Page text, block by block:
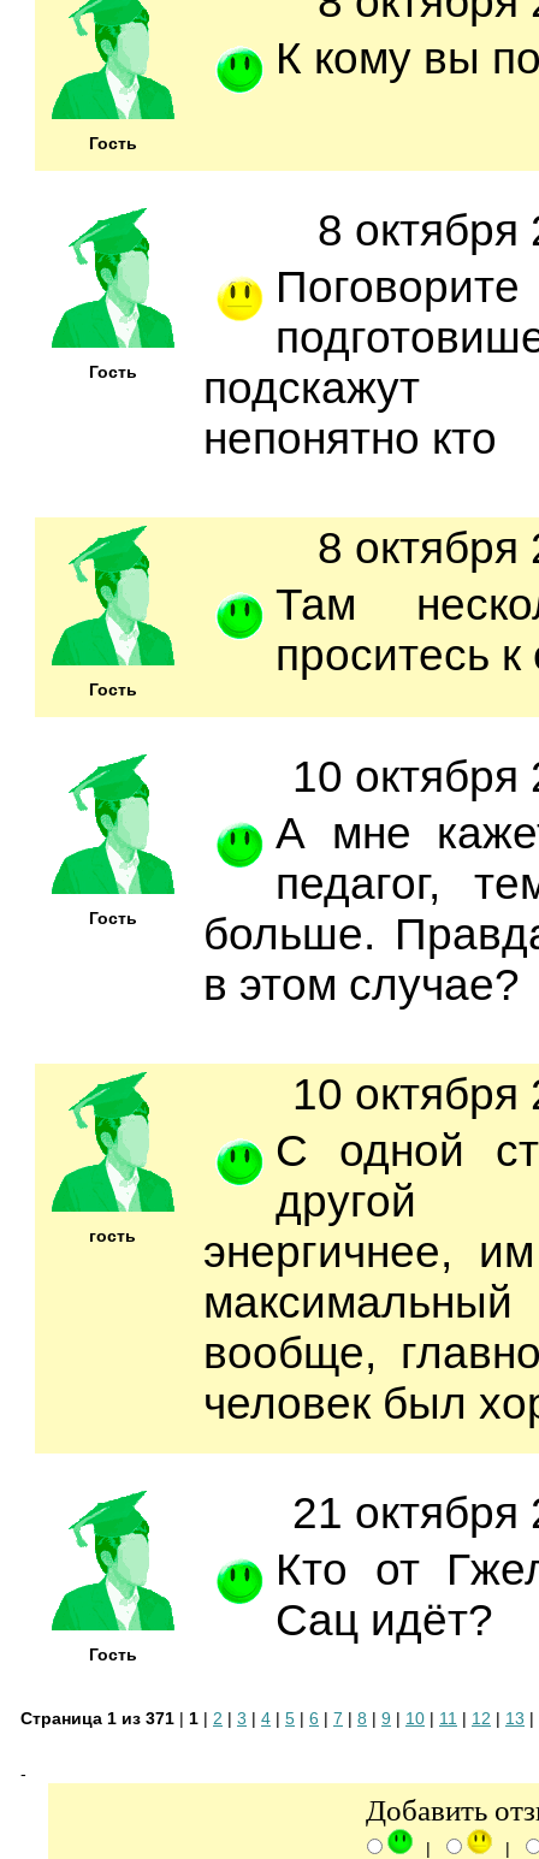
Гость
К кому вы
Гость
8 октября
непонятно кто
Гость
8 октября
Там
проситесь
Гость
10 октября
А мне
педагог,
больше.
в этом случае?
гость
10 октября
С одной
энергичнее,
вообще,
человек был
Гость
21 октября
Кто от
Сац идёт?
Страница 1 из 371 | 1 | 2 | 3 | 4 | 5 | 6 | 7 | 8 | 9 | 10 | 11 | 12 | 13 |
-
Добавить
| |